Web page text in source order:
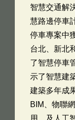
智慧交通解
慧路邊停車
停車專案中
台北、新北
了智慧停車
示了智慧建
建築多年成
BIM、物聯
用、及人工